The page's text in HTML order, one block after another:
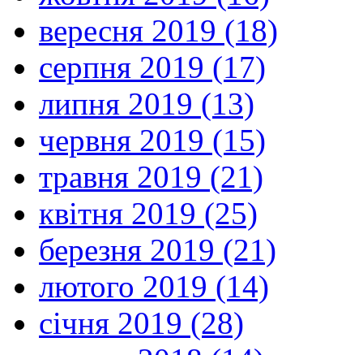
вересня 2019 (18)
серпня 2019 (17)
липня 2019 (13)
червня 2019 (15)
травня 2019 (21)
квітня 2019 (25)
березня 2019 (21)
лютого 2019 (14)
січня 2019 (28)